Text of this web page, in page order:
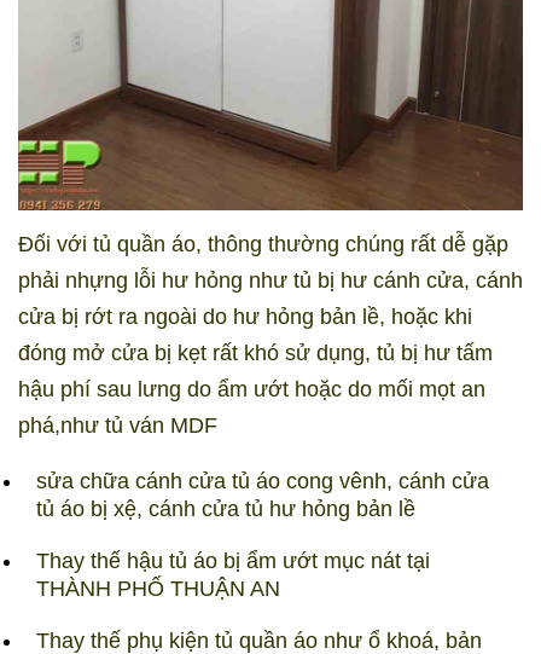
Đối với tủ quần áo, thông thường chúng rất dễ gặp
phải nhựng lỗi hư hỏng như tủ bị hư cánh cửa, cánh
cửa bị rớt ra ngoài do hư hỏng bản lề, hoặc khi
đóng mở cửa bị kẹt rất khó sử dụng, tủ bị hư tấm
hậu phí sau lưng do ẩm ướt hoặc do mối mọt an
phá,như tủ ván MDF
sửa chữa cánh cửa tủ áo cong vênh, cánh cửa
tủ áo bị xệ, cánh cửa tủ hư hỏng bản lề
Thay thế hậu tủ áo bị ẩm ướt mục nát tại
THÀNH PHỐ THUẬN AN
Thay thế phụ kiện tủ quần áo như ổ khoá, bản